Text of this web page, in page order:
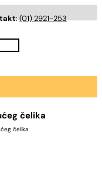
:(01) 2921-253
čelika
čelika